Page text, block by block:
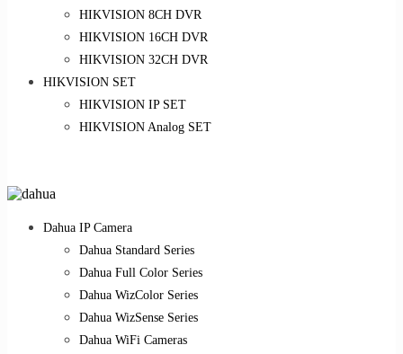
HIKVISION 8CH DVR
HIKVISION 16CH DVR
HIKVISION 32CH DVR
HIKVISION SET
HIKVISION IP SET
HIKVISION Analog SET
Dahua IP Camera
Dahua Standard Series
Dahua Full Color Series
Dahua WizColor Series
Dahua WizSense Series
Dahua WiFi Cameras